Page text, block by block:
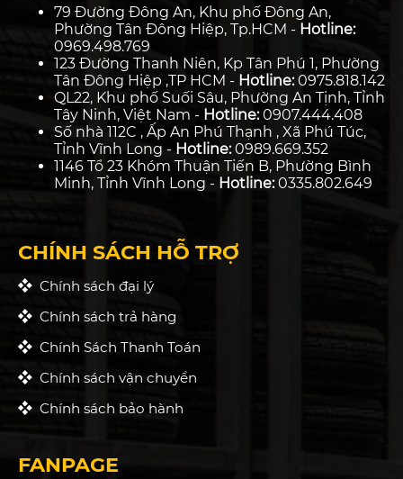
79 Đường Đông An, Khu phố Đông An,
Phường Tân Đông Hiệp, Tp.HCM - Hotline:
0969.498.769
123 Đường Thanh Niên, Kp Tân Phú 1, Phường
Tân Đông Hiệp ,TP HCM - Hotline:0975.818.142
QL22, Khu phố Suối Sâu, Phường An Tịnh, Tỉnh
Tây Ninh, Việt Nam - Hotline:0907.444.408
Số nhà 112C , Ấp An Phú Thạnh , Xã Phú Túc,
Tỉnh Vĩnh Long - Hotline:0989.669.352
1146 Tổ 23 Khóm Thuận Tiến B, Phường Bình
Minh, Tỉnh Vĩnh Long - Hotline:0335.802.649
CHÍNH SÁCH HỖ TRỢ
Chính sách đại lý
Chính sách trả hàng
Chính Sách Thanh Toán
Chính sách vận chuyển
Chính sách bảo hành
FANPAGE